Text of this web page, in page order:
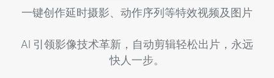
一键创作延时摄影、动作序列等特效视频及图片
AI 引领影像技术革新，自动剪辑轻松出片，永远
快人一步。